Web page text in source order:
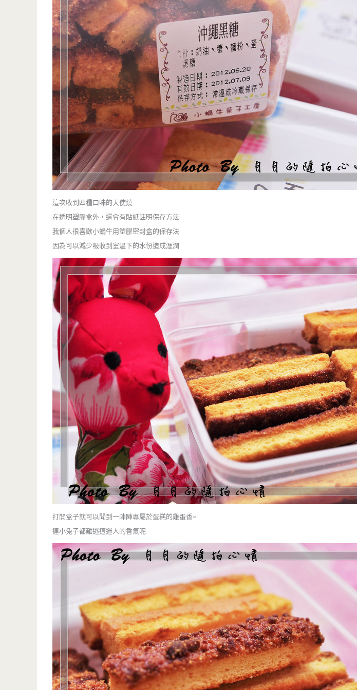
這次收到四種口味的天使燒
在透明塑膠盒外，還會有貼紙註明保存方法
我個人很喜歡小蝸牛用塑膠密封盒的保存法
因為可以減少吸收到室溫下的水份造成溼潤
打開盒子就可以聞到一陣陣專屬於蛋糕的雞蛋香~
連小兔子都難逃這迷人的香氣呢